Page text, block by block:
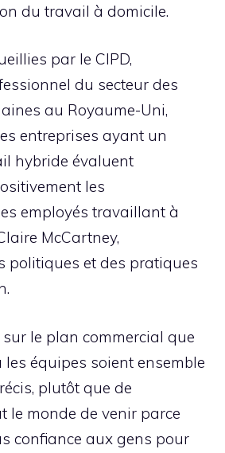
du travail à domicile.
par le CIPD,
du secteur des
au Royaume-Uni,
entreprises ayant un
hybride évaluent
les
employés travaillant à
McCartney,
politiques et des pratiques
le plan commercial que
les équipes soient ensemble
plutôt que de
le monde de venir parce
confiance aux gens pour